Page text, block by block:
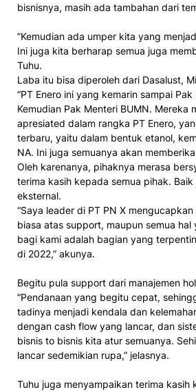
bisnisnya, masih ada tambahan dari
”Kemudian ada umper kita yang
Ini juga kita berharap semua juga
Tuhu.
Laba itu bisa diperoleh dari Dasalust,
“PT Enero ini yang kemarin sampai
Kemudian Pak Menteri BUMN. Mereka
apresiated dalam rangka PT Enero,
terbaru, yaitu dalam bentuk etanol,
NA. Ini juga semuanya akan
Oleh karenanya, pihaknya merasa
terima kasih kepada semua pihak.
eksternal.
“Saya leader di PT PN X
biasa atas support, maupun semua hal
bagi kami adalah bagian yang
di 2022,” akunya.
Begitu pula support dari manajemen
“Pendanaan yang begitu cepat,
tadinya menjadi kendala dan
dengan cash flow yang lancar, dan
bisnis to bisnis kita atur semuanya.
lancar sedemikian rupa,” jelasnya.
Tuhu juga menyampaikan terima kasih